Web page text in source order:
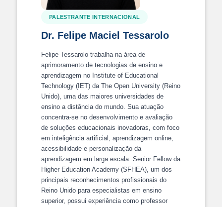
PALESTRANTE INTERNACIONAL
Dr. Felipe Maciel Tessarolo
Felipe Tessarolo trabalha na área de
aprimoramento de tecnologias de ensino e
aprendizagem no Institute of Educational
Technology (IET) da The Open University (Reino
Unido), uma das maiores universidades de
ensino a distância do mundo. Sua atuação
concentra-se no desenvolvimento e avaliação
de soluções educacionais inovadoras, com foco
em inteligência artificial, aprendizagem online,
acessibilidade e personalização da
aprendizagem em larga escala. Senior Fellow da
Higher Education Academy (SFHEA), um dos
principais reconhecimentos profissionais do
Reino Unido para especialistas em ensino
superior, possui experiência como professor